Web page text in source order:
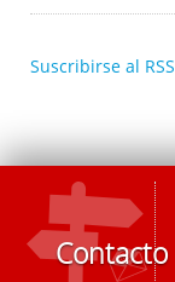
Suscribirse al RSS
Contacto